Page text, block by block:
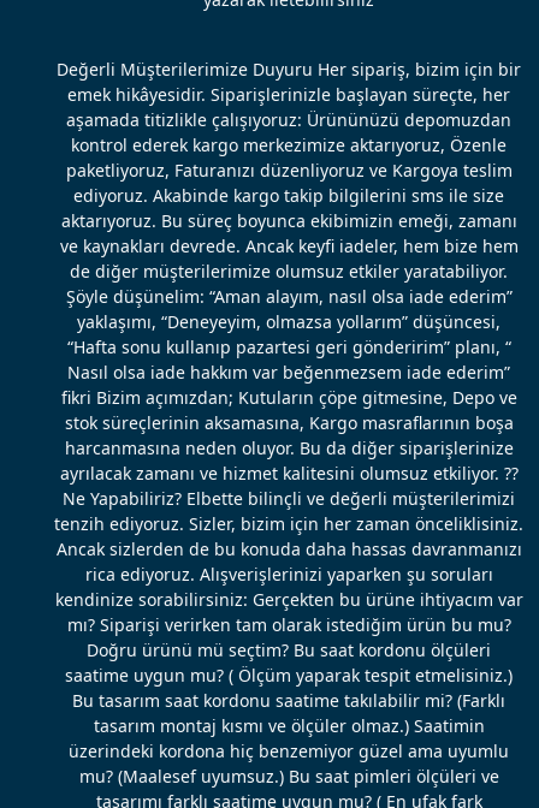
Değerli Müşterilerimize Duyuru Her sipariş, bizim için bir
emek hikâyesidir. Siparişlerinizle başlayan süreçte, her
aşamada titizlikle çalışıyoruz: Ürününüzü depomuzdan
kontrol ederek kargo merkezimize aktarıyoruz, Özenle
paketliyoruz, Faturanızı düzenliyoruz ve Kargoya teslim
ediyoruz. Akabinde kargo takip bilgilerini sms ile size
aktarıyoruz. Bu süreç boyunca ekibimizin emeği, zamanı
ve kaynakları devrede. Ancak keyfi iadeler, hem bize hem
de diğer müşterilerimize olumsuz etkiler yaratabiliyor.
Şöyle düşünelim: “Aman alayım, nasıl olsa iade ederim”
yaklaşımı, “Deneyeyim, olmazsa yollarım” düşüncesi,
“Hafta sonu kullanıp pazartesi geri gönderirim” planı, “
Nasıl olsa iade hakkım var beğenmezsem iade ederim”
fikri Bizim açımızdan; Kutuların çöpe gitmesine, Depo ve
stok süreçlerinin aksamasına, Kargo masraflarının boşa
harcanmasına neden oluyor. Bu da diğer siparişlerinize
ayrılacak zamanı ve hizmet kalitesini olumsuz etkiliyor. ??
Ne Yapabiliriz? Elbette bilinçli ve değerli müşterilerimizi
tenzih ediyoruz. Sizler, bizim için her zaman önceliklisiniz.
Ancak sizlerden de bu konuda daha hassas davranmanızı
rica ediyoruz. Alışverişlerinizi yaparken şu soruları
kendinize sorabilirsiniz: Gerçekten bu ürüne ihtiyacım var
mı? Siparişi verirken tam olarak istediğim ürün bu mu?
Doğru ürünü mü seçtim? Bu saat kordonu ölçüleri
saatime uygun mu? ( Ölçüm yaparak tespit etmelisiniz.)
Bu tasarım saat kordonu saatime takılabilir mi? (Farklı
tasarım montaj kısmı ve ölçüler olmaz.) Saatimin
üzerindeki kordona hiç benzemiyor güzel ama uyumlu
mu? (Maalesef uyumsuz.) Bu saat pimleri ölçüleri ve
tasarımı farklı saatime uygun mu? ( En ufak fark